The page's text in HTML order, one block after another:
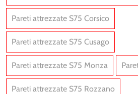
Pareti attrezzate S75 Corsico
Pareti attrezzate S75 Cusago
Pareti attrezzate S75 Monza
Pareti attrezzate S75 Rozzano